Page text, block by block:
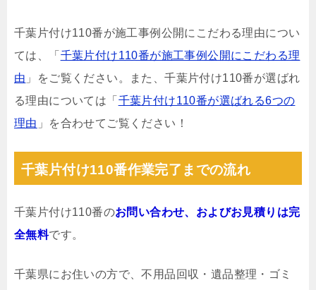
千葉片付け110番が施工事例公開にこだわる理由につい
ては、「 千葉片付け110番が施工事例公開にこだわる理
由 」をご覧ください。また、千葉片付け110番が選ばれ
る理由については「 千葉片付け110番が選ばれる6つの
理由 」を合わせてご覧ください！
千葉片付け110番作業完了までの流れ
千葉片付け110番のお問い合わせ、およびお見積りは完
全無料です。
千葉県にお住いの方で、不用品回収・遺品整理・ゴミ